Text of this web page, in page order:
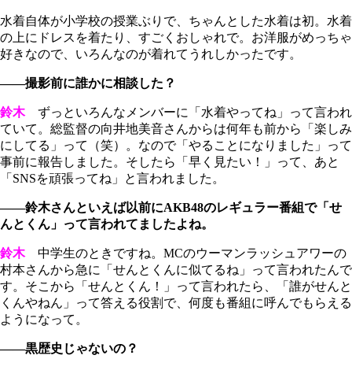
水着自体が小学校の授業ぶりで、ちゃんとした水着は初。水着
の上にドレスを着たり、すごくおしゃれで。お洋服がめっちゃ
好きなので、いろんなのが着れてうれしかったです。
――撮影前に誰かに相談した？
鈴木ずっといろんなメンバーに「水着やってね」って言われ
ていて。総監督の向井地美音さんからは何年も前から「楽しみ
にしてる」って（笑）。なので「やることになりました」って
事前に報告しました。そしたら「早く見たい！」って、あと
「SNSを頑張ってね」と言われました。
――鈴木さんといえば以前にAKB48のレギュラー番組で「せ
んとくん」って言われてましたよね。
鈴木中学生のときですね。MCのウーマンラッシュアワーの
村本さんから急に「せんとくんに似てるね」って言われたんで
す。そこから「せんとくん！」って言われたら、「誰がせんと
くんやねん」って答える役割で、何度も番組に呼んでもらえる
ようになって。
――黒歴史じゃないの？